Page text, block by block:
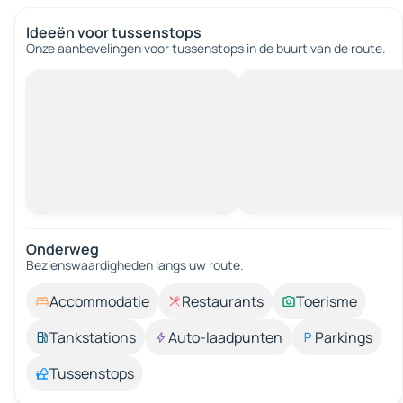
Ideeën voor tussenstops
Onze aanbevelingen voor tussenstops in de buurt van de route.
Onderweg
Bezienswaardigheden langs uw route.
Accommodatie Restaurants
Toerisme
Tankstations
Auto-laadpunten
Parkings
Tussenstops